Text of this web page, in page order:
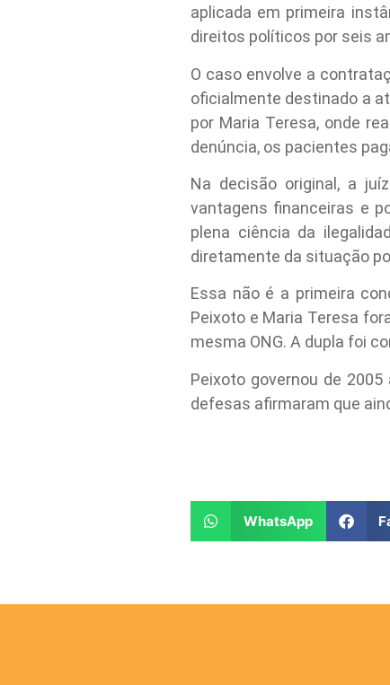
aplicada em primeira
direitos políticos por seis
O caso envolve a
oficialmente destinado a
por Maria Teresa, onde
denúncia, os pacientes
Na decisão original, a
vantagens financeiras e
plena ciência da
diretamente da situação
Essa não é a primeira
Peixoto e Maria Teresa
mesma ONG. A dupla foi
Peixoto governou de
defesas afirmaram que
WhatsApp